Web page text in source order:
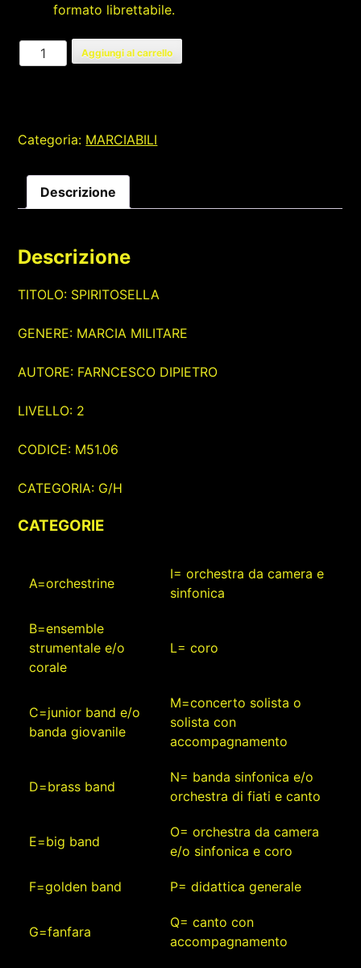
formato librettabile.
SPIRITOSELLA
quantità
Aggiungi al carrello
Categoria: MARCIABILI
Descrizione
Descrizione
TITOLO: SPIRITOSELLA
GENERE: MARCIA MILITARE
AUTORE: FARNCESCO DIPIETRO
LIVELLO: 2
CODICE: M51.06
CATEGORIA: G/H
CATEGORIE
A=orchestrine
I= orchestra da camera e
sinfonica
B=ensemble
strumentale e/o
corale
L= coro
C=junior band e/o
banda giovanile
M=concerto solista o
solista con
accompagnamento
D=brass band
N= banda sinfonica e/o
orchestra di fiati e canto
E=big band
O= orchestra da camera
e/o sinfonica e coro
F=golden band P= didattica generale
G=fanfara
Q= canto con
accompagnamento